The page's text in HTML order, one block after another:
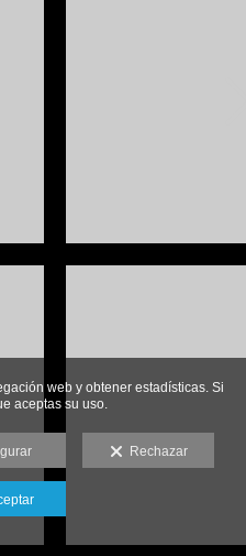
web y obtener estadísticas. Si
aceptas su uso.
Rechazar